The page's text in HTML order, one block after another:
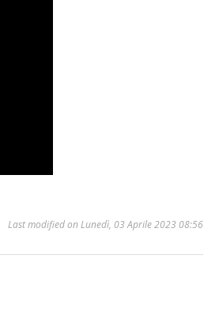
Last modified on Lunedì, 03 Aprile 2023 08:56